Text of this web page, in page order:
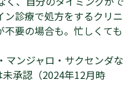
ン診療で処方をするクリニ
不要の場合も。忙しくても
ンジャロ・サクセンダな
未承認（2024年12月時